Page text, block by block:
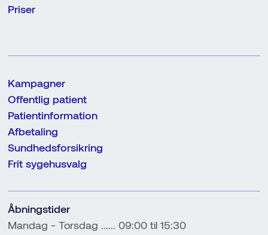
Priser
Kampagner
Offentlig patient
Patientinformation
Afbetaling
Sundhedsforsikring
Frit sygehusvalg
Åbningstider
Mandag - Torsdag ...... 09:00 til 15:30